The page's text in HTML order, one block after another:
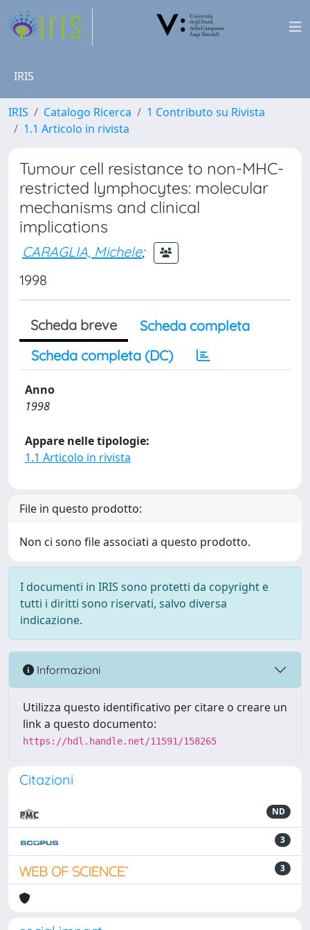
IRIS
IRIS Catalogo Ricerca
1 Contributo su Rivista
1.1 Articolo in rivista
Tumour cell resistance to non-MHC-
restricted lymphocytes: molecular
mechanisms and clinical
implications
CARAGLIA, Michele;
1998
Scheda breve
Scheda completa
Scheda completa (DC)
Anno
1998
Appare nelle tipologie:
1.1 Articolo in rivista
File in questo prodotto:
Non ci sono file associati a questo prodotto.
I documenti in IRIS sono protetti da copyright e
tutti i diritti sono riservati, salvo diversa
indicazione.
Informazioni
Utilizza questo identificativo per citare o creare un
link a questo documento:
https://hdl.handle.net/11591/158265
Citazioni
ND
3
3